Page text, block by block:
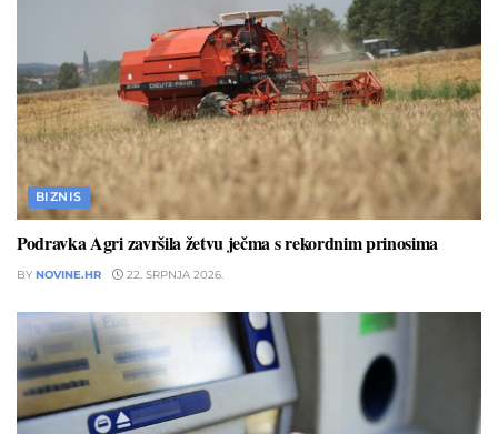
BIZNIS
Podravka Agri završila žetvu ječma s rekordnim prinosima
BY NOVINE.HR 22. SRPNJA 2026.